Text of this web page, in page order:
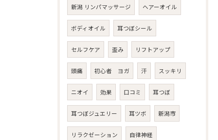
新潟 リンパマッサージ ヘアーオイル
ボディオイル 耳つぼシール
セルフケア 歪み リフトアップ
頭痛 初心者 ヨガ 汗 スッキリ
ニオイ 効果 口コミ 耳つぼ
耳つぼジュエリー 耳ツボ 新潟市
リラクゼーション 自律神経